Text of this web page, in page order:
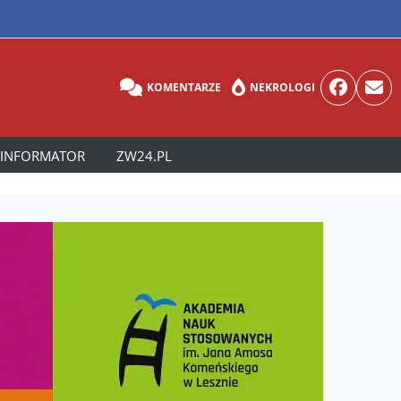
KOMENTARZE NEKROLOGI
INFORMATOR ZW24.PL